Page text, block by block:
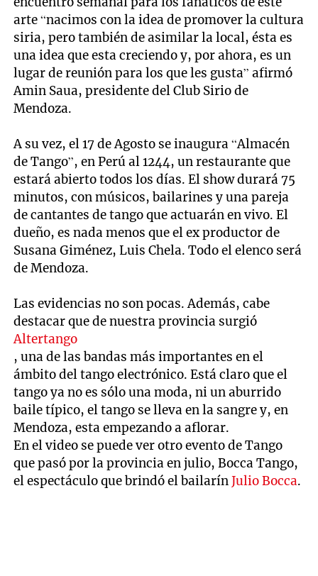
arte “nacimos con la idea de promover la cultura
siria, pero también de asimilar la local, ésta es
una idea que esta creciendo y, por ahora, es un
lugar de reunión para los que les gusta” afirmó
Amin Saua, presidente del Club Sirio de
Mendoza.
A su vez, el 17 de Agosto se inaugura “Almacén
de Tango”, en Perú al 1244, un restaurante que
estará abierto todos los días. El show durará 75
minutos, con músicos, bailarines y una pareja
de cantantes de tango que actuarán en vivo. El
dueño, es nada menos que el ex productor de
Susana Giménez, Luis Chela. Todo el elenco será
de Mendoza.
Las evidencias no son pocas. Además, cabe
destacar que de nuestra provincia surgió
Altertango
, una de las bandas más importantes en el
ámbito del tango electrónico. Está claro que el
tango ya no es sólo una moda, ni un aburrido
baile típico, el tango se lleva en la sangre y, en
Mendoza, esta empezando a aflorar.
En el video se puede ver otro evento de Tango
que pasó por la provincia en julio, Bocca Tango,
el espectáculo que brindó el bailarínJulio Bocca.